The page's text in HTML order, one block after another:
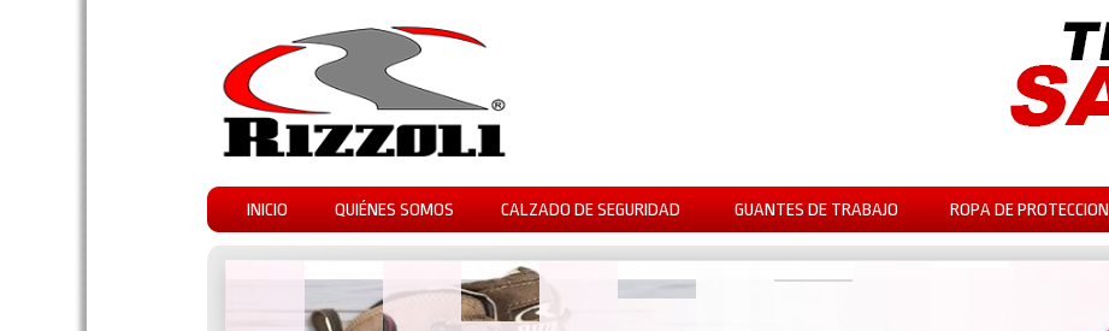
INICIO QUIÉNES SOMOS CALZADO DE SEGURIDAD GUANTES DE TRABAJO ROPA DE PROTECCION